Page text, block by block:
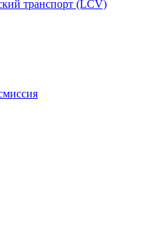
транспорт (LCV)